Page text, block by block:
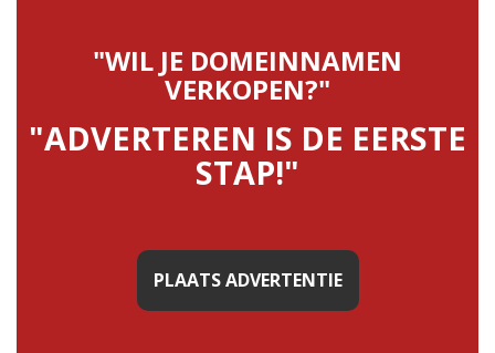
"WIL JE DOMEINNAMEN
VERKOPEN?"
"ADVERTEREN IS DE EERSTE
STAP!"
PLAATS ADVERTENTIE